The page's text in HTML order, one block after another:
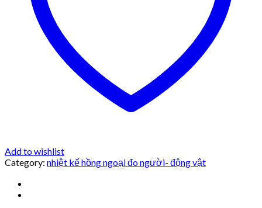
Add to wishlist
Category: nhiệt kế hồng ngoại đo người- động vật